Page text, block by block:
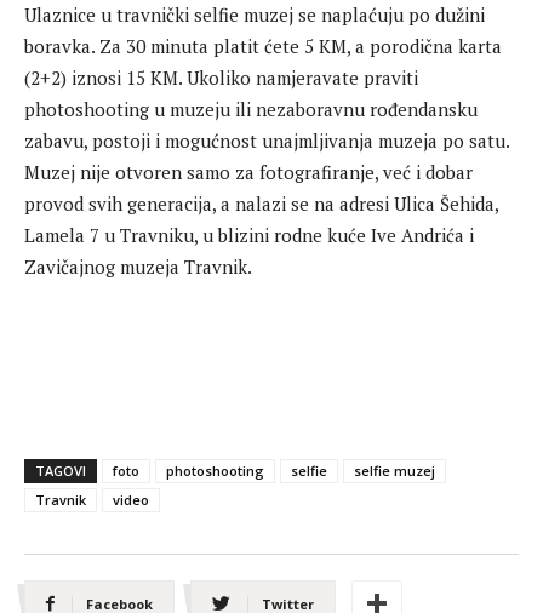
Ulaznice u travnički selfie muzej se naplaćuju po dužini
boravka. Za 30 minuta platit ćete 5 KM, a porodična karta
(2+2) iznosi 15 KM. Ukoliko namjeravate praviti
photoshooting u muzeju ili nezaboravnu rođendansku
zabavu, postoji i mogućnost unajmljivanja muzeja po satu.
Muzej nije otvoren samo za fotografiranje, već i dobar
provod svih generacija, a nalazi se na adresi Ulica Šehida,
Lamela 7 u Travniku, u blizini rodne kuće Ive Andrića i
Zavičajnog muzeja Travnik.
TAGOVI foto photoshooting selfie
selfie muzej
Travnik
video
Facebook Twitter